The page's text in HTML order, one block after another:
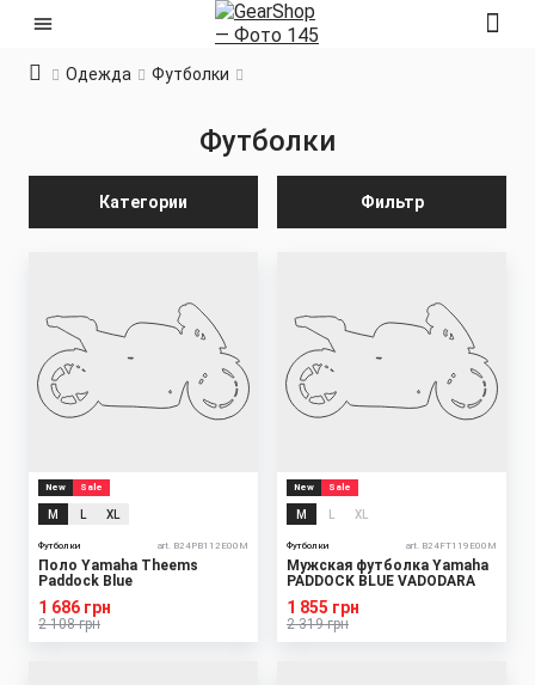
Одежда Футболки
Футболки
New Sale
M XL
Футболки art. B24PB112E00M
Поло Yamaha Theems
Paddock Blue
2 108 грн
1 686 грн
New Sale
M XL
Футболки art. B24FT119E00M
Мужская футболка Yamaha
PADDOCK BLUE VADODARA
2 319 грн
1 855 грн
Категории Фильтр